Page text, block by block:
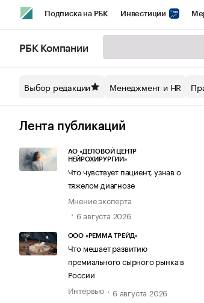
Подписка на РБК Инвестиции
Спецпроекты СПб Конференции СПб
Технологии и медиа
РБК Компании
Выбор редакции Менеджмент и HR
Лента публикаций
АО «ДЕЛОВОЙ ЦЕНТР
НЕЙРОХИРУРГИИ»
Что чувствует пациент, узнав о
тяжелом диагнозе
Мнение эксперта
6 августа 2026
ООО «РЕММА ТРЕЙД»
Что мешает развитию
премиального сырного рынка в
России
Интервью
6 августа 2026